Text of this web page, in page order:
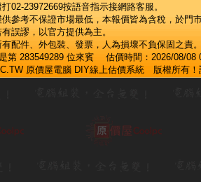
02-23972669按語音指示接網路客服。
參考不保證市場最低，本報價皆為含稅，於門
誤謬，以官方提供為主。
配件、外包裝、發票，人為損壞不負保固之責
第 283549289 位來賓 估價時間：2026/08/08
原價屋電腦 DIY線上估價系統 版權所有！